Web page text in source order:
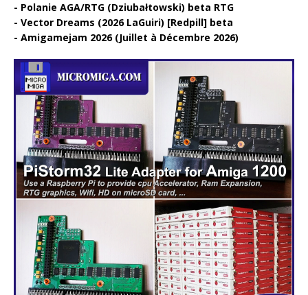
Polanie AGA/RTG (Dziubałtowski) beta RTG
Vector Dreams (2026 LaGuiri) [Redpill] beta
Amigamejam 2026 (Juillet à Décembre 2026)